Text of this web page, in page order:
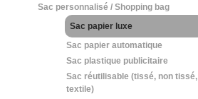
Sac personnalisé / Shopping bag
Sac papier luxe
Sac papier automatique
Sac plastique publicitaire
Sac réutilisable (tissé, non tissé,
textile)